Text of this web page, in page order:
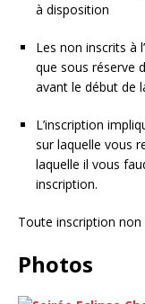
à disposition
Les non inscrits à
que sous réserve
avant le début de
L’inscription
sur laquelle vous
laquelle il vous
inscription.
Toute inscription
Photos